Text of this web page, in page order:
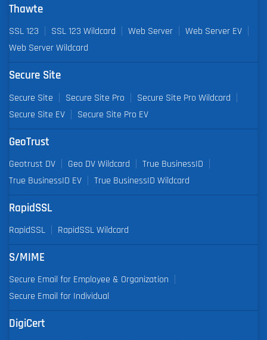
Thawte
SSL 123 SSL 123 Wildcard Web Server
Web Server EV
Web Server Wildcard
Secure Site
Secure Site Secure Site Pro
Secure Site Pro Wildcard
Secure Site EV
Secure Site Pro EV
GeoTrust
Geotrust DV Geo DV Wildcard
True BusinessID
True BusinessID EV
True BusinessID Wildcard
RapidSSL
RapidSSL RapidSSL Wildcard
S/MIME
Secure Email for Employee & Organization
Secure Email for Individual
DigiCert